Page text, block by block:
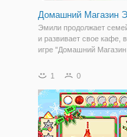
Домашний Магазин
Эмили продолжает
и развивает свое кафе,
игре "Домашний
посетителей домашней
применить ловкость и
1 0